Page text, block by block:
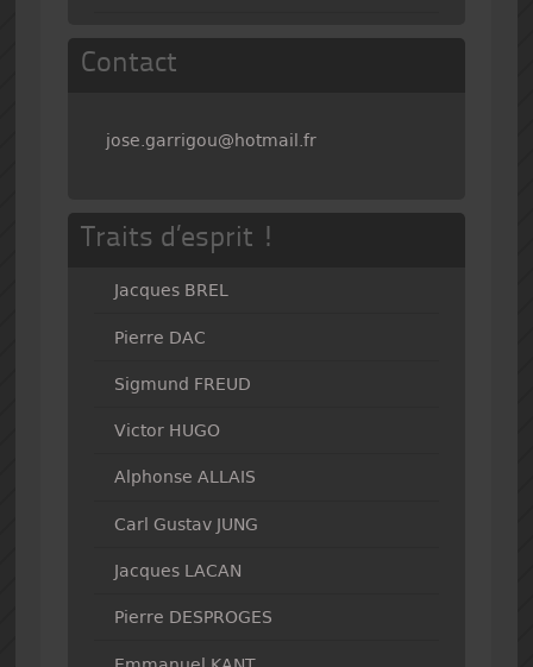
Contact
jose.garrigou@hotmail.fr
Traits d’esprit !
Jacques BREL
Pierre DAC
Sigmund FREUD
Victor HUGO
Alphonse ALLAIS
Carl Gustav JUNG
Jacques LACAN
Pierre DESPROGES